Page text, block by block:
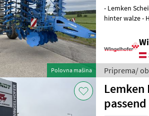
Polovna mašina
- Lemken
hinter walze -
Priprema/
Lemken
Lemken